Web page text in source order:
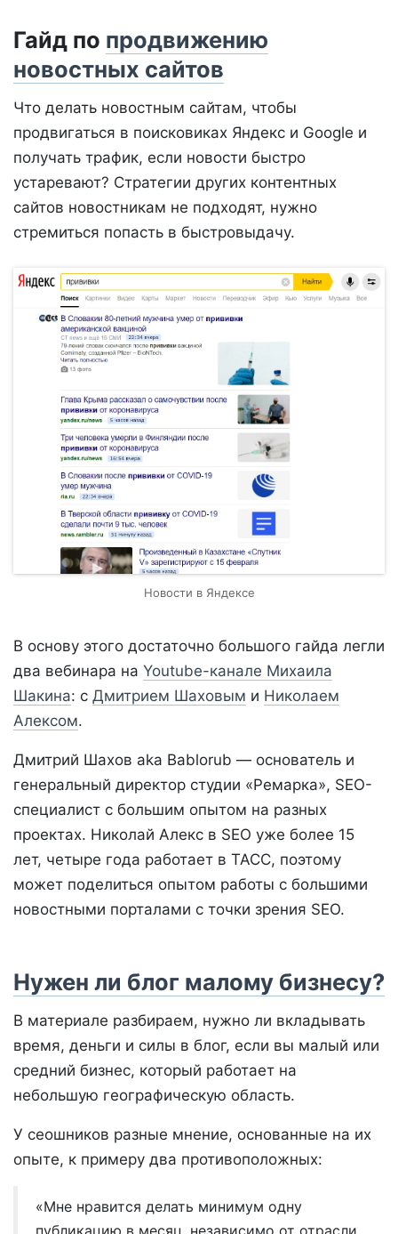
Гайд по продвижению
новостных сайтов
Что делать новостным сайтам, чтобы
продвигаться в поисковиках Яндекс и Google и
получать трафик, если новости быстро
устаревают? Стратегии других контентных
сайтов новостникам не подходят, нужно
стремиться попасть в быстровыдачу.
Новости в Яндексе
В основу этого достаточно большого гайда легли
два вебинара на Youtube-канале Михаила
Шакина: с Дмитрием Шаховым и Николаем
Алексом.
Дмитрий Шахов aka Bablorub — основатель и
генеральный директор студии «Ремарка», SEO-
специалист с большим опытом на разных
проектах. Николай Алекс в SEO уже более 15
лет, четыре года работает в ТАСС, поэтому
может поделиться опытом работы с большими
новостными порталами с точки зрения SEO.
Нужен ли блог малому бизнесу?
В материале разбираем, нужно ли вкладывать
время, деньги и силы в блог, если вы малый или
средний бизнес, который работает на
небольшую географическую область.
У сеошников разные мнение, основанные на их
опыте, к примеру два противоположных:
«Мне нравится делать минимум одну